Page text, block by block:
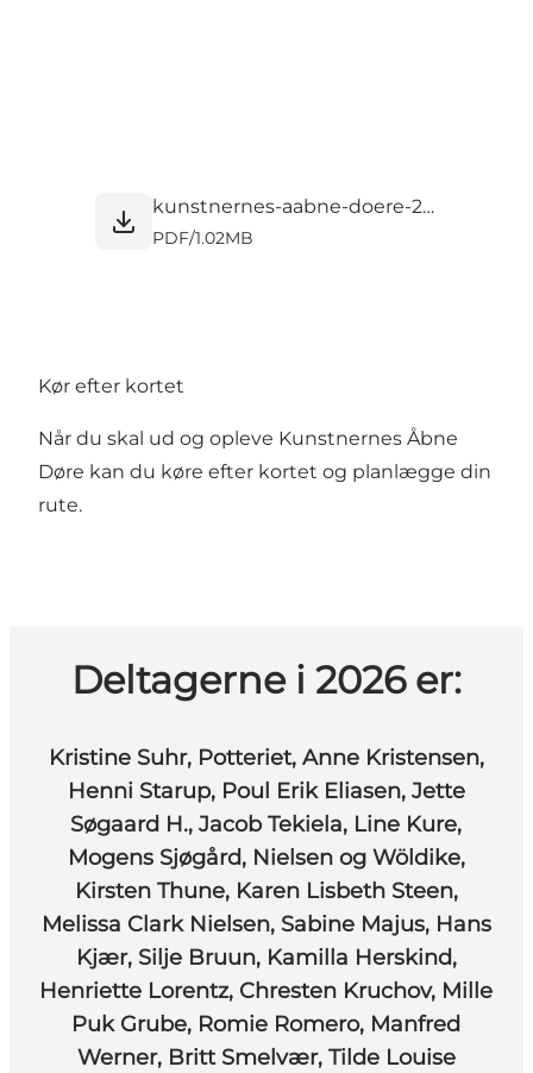
kunstnernes-aabne-doere-2026.pdf
PDF/1.02MB
Kør efter kortet
Når du skal ud og opleve Kunstnernes Åbne
Døre kan du køre efter kortet og planlægge din
rute.
Deltagerne i 2026 er:
Kristine Suhr, Potteriet, Anne Kristensen,
Henni Starup, Poul Erik Eliasen, Jette
Søgaard H., Jacob Tekiela, Line Kure,
Mogens Sjøgård, Nielsen og Wöldike,
Kirsten Thune, Karen Lisbeth Steen,
Melissa Clark Nielsen, Sabine Majus, Hans
Kjær, Silje Bruun, Kamilla Herskind,
Henriette Lorentz, Chresten Kruchov, Mille
Puk Grube, Romie Romero, Manfred
Werner, Britt Smelvær, Tilde Louise